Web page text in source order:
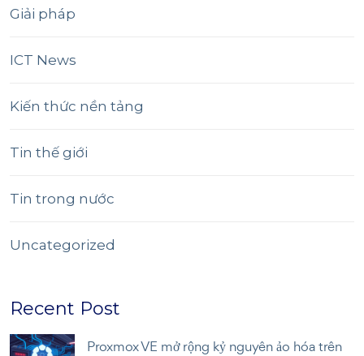
Giải pháp
ICT News
Kiến thức nền tảng
Tin thế giới
Tin trong nước
Uncategorized
Recent Post
Proxmox VE mở rộng kỷ nguyên ảo hóa trên